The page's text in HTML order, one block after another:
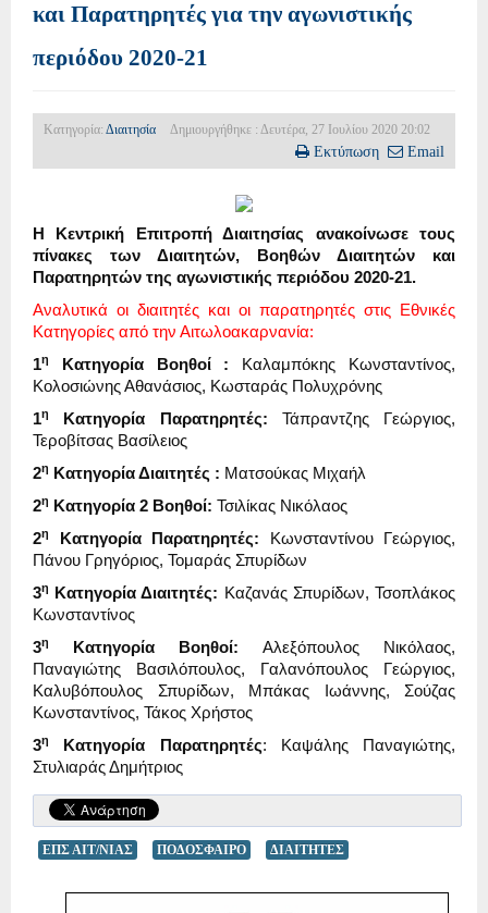
και Παρατηρητές για την αγωνιστικής
περιόδου 2020-21
Κατηγορία: Διαιτησία
Δημιουργήθηκε : Δευτέρα, 27 Ιουλίου 2020 20:02
Εκτύπωση
Email
Η Κεντρική Επιτροπή Διαιτησίας ανακοίνωσε τους
πίνακες των Διαιτητών, Βοηθών Διαιτητών και
Παρατηρητών της αγωνιστικής περιόδου 2020-21.
Αναλυτικά οι διαιτητές και οι παρατηρητές στις Εθνικές
Κατηγορίες από την Αιτωλοακαρνανία:
1η Κατηγορία Βοηθοί : Καλαμπόκης Κωνσταντίνος,
Κολοσιώνης Αθανάσιος, Κωσταράς Πολυχρόνης
1η Κατηγορία Παρατηρητές: Τάπραντζης Γεώργιος,
Τεροβίτσας Βασίλειος
2η Κατηγορία Διαιτητές : Ματσούκας Μιχαήλ
2η Κατηγορία 2 Βοηθοί: Τσιλίκας Νικόλαος
2η Κατηγορία Παρατηρητές: Κωνσταντίνου Γεώργιος,
Πάνου Γρηγόριος, Τομαράς Σπυρίδων
3η Κατηγορία Διαιτητές: Καζανάς Σπυρίδων, Τσοπλάκος
Κωνσταντίνος
3η Κατηγορία Βοηθοί: Αλεξόπουλος Νικόλαος,
Παναγιώτης Βασιλόπουλος, Γαλανόπουλος Γεώργιος,
Καλυβόπουλος Σπυρίδων, Μπάκας Ιωάννης, Σούζας
Κωνσταντίνος, Τάκος Χρήστος
3η Κατηγορία Παρατηρητές: Καψάλης Παναγιώτης,
Στυλιαράς Δημήτριος
ΕΠΣ ΑΙΤ/ΝΙΑΣ ΠΟΔΟΣΦΑΙΡΟ ΔΙΑΙΤΗΤΕΣ